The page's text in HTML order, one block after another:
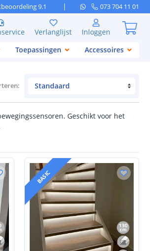
9.1 073 704 11 01
Verlanglijst
Inloggen
Toepassingen Accessoires
:
Geschikt voor het
BASIC